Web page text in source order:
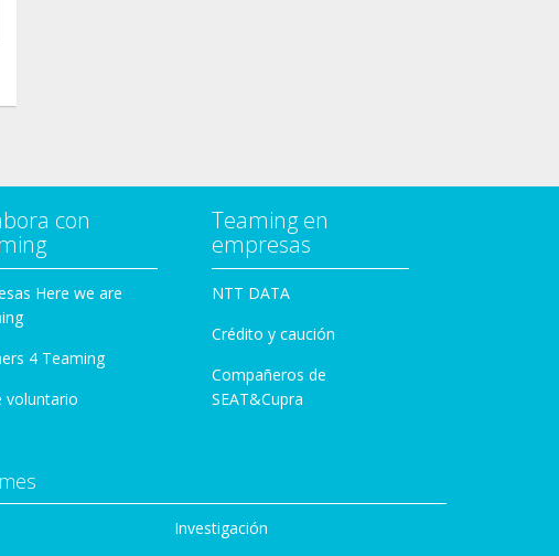
con
Here we are
4 Teaming
voluntario
Teaming en
empresas
NTT DATA
Crédito y caución
Compañeros de
SEAT&Cupra
Investigación